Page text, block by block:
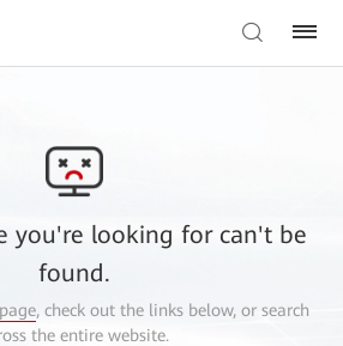
you're looking for can't be
found.
, check out the links below, or search
the entire website.